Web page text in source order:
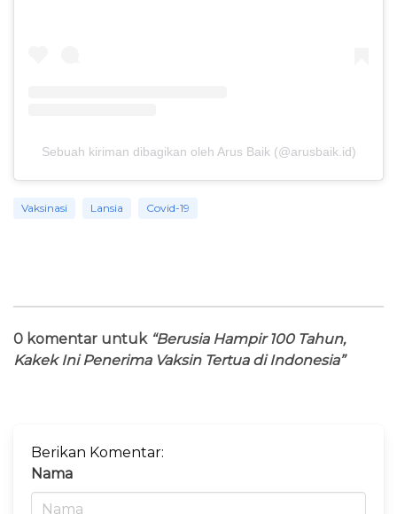
Sebuah kiriman dibagikan oleh Arus Baik (@arusbaik.id)
Vaksinasi Lansia Covid-19
0 komentar untuk “Berusia Hampir 100 Tahun,
Kakek Ini Penerima Vaksin Tertua di Indonesia”
Berikan Komentar:
Nama